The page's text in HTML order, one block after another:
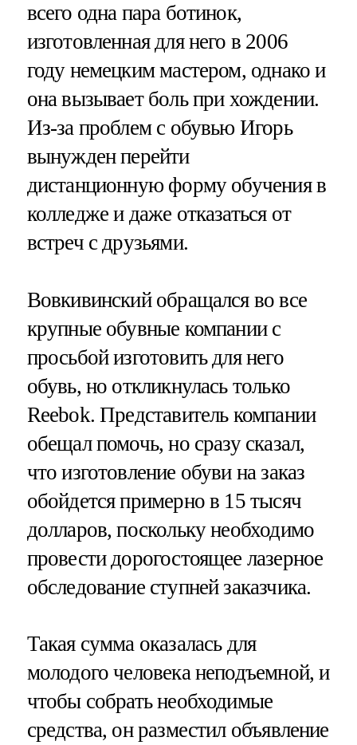
всего одна пара ботинок,
изготовленная для него в 2006
году немецким мастером, однако и
она вызывает боль при хождении.
Из-за проблем с обувью Игорь
вынужден перейти
дистанционную форму обучения в
колледже и даже отказаться от
встреч с друзьями.
Вовкивинский обращался во все
крупные обувные компании с
просьбой изготовить для него
обувь, но откликнулась только
Reebok. Представитель компании
обещал помочь, но сразу сказал,
что изготовление обуви на заказ
обойдется примерно в 15 тысяч
долларов, поскольку необходимо
провести дорогостоящее лазерное
обследование ступней заказчика.
Такая сумма оказалась для
молодого человека неподъемной, и
чтобы собрать необходимые
средства, он разместил объявление